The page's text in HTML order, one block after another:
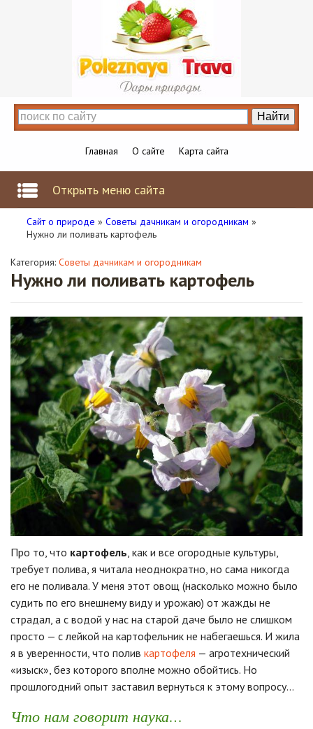
Главная О сайте Карта сайта
Открыть меню сайта
Сайт о природе » Советы дачникам и огородникам »
Нужно ли поливать картофель
Категория: Советы дачникам и огородникам
Нужно ли поливать картофель
Про то, что картофель , как и все огородные культуры,
требует полива, я читала неоднократно, но сама никогда
его не поливала. У меня этот овощ (насколько можно было
судить по его внешнему виду и урожаю) от жажды не
страдал, а с водой у нас на старой даче было не слишком
просто — с лейкой на картофельник не набегаешься. И жила
я в уверенности, что полив картофеля — агротехнический
«изыск», без которого вполне можно обойтись. Но
прошлогодний опыт заставил вернуться к этому вопросу…
Что нам говорит наука…